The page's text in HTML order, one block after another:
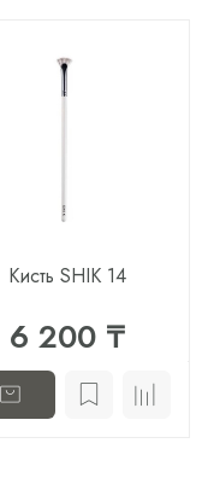
Кисть SHIK 14
6 200 ₸